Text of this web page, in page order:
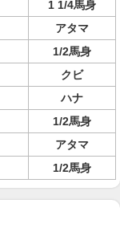
1 1/4馬身
アタマ
1/2馬身
クビ
ハナ
1/2馬身
アタマ
1/2馬身